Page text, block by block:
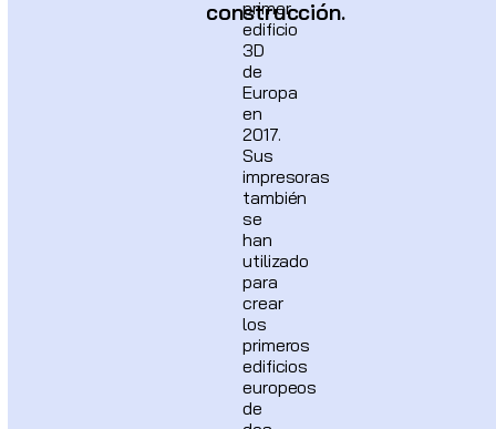
construcción.
primer
edificio
3D
de
Europa
en
2017.
Sus
impresoras
también
se
han
utilizado
para
crear
los
primeros
edificios
europeos
de